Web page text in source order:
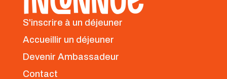
S'inscrire à un déjeuner
Accueillir un déjeuner
Devenir Ambassadeur
Contact